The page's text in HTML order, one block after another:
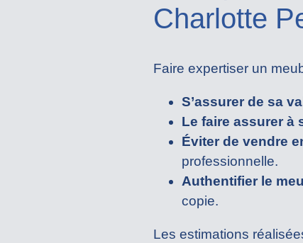
Charlotte
Faire expertiser un
S’assurer de sa
Le faire assurer à
Éviter de vendre
professionnelle.
Authentifier le
copie.
Les estimations